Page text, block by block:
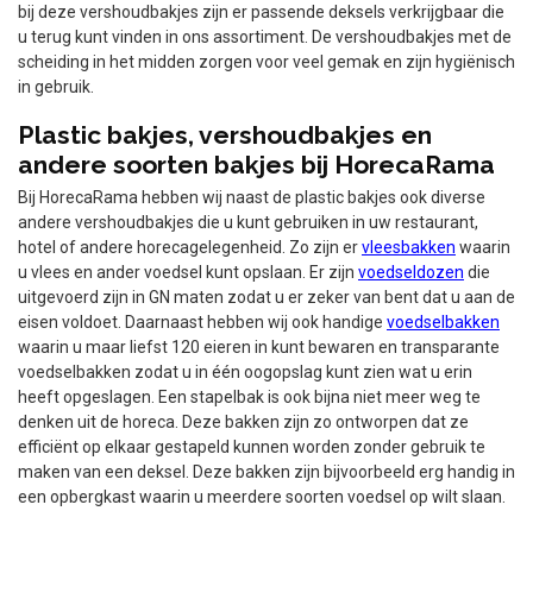
bij deze vershoudbakjes zijn er passende deksels verkrijgbaar die
u terug kunt vinden in ons assortiment. De vershoudbakjes met de
scheiding in het midden zorgen voor veel gemak en zijn hygiënisch
in gebruik.
Plastic bakjes, vershoudbakjes en
andere soorten bakjes bij HorecaRama
Bij HorecaRama hebben wij naast de plastic bakjes ook diverse
andere vershoudbakjes die u kunt gebruiken in uw restaurant,
hotel of andere horecagelegenheid. Zo zijn ervleesbakken waarin
u vlees en ander voedsel kunt opslaan. Er zijn voedseldozen die
uitgevoerd zijn in GN maten zodat u er zeker van bent dat u aan de
eisen voldoet. Daarnaast hebben wij ook handige voedselbakken
waarin u maar liefst 120 eieren in kunt bewaren en transparante
voedselbakken zodat u in één oogopslag kunt zien wat u erin
heeft opgeslagen. Een stapelbak is ook bijna niet meer weg te
denken uit de horeca. Deze bakken zijn zo ontworpen dat ze
efficiënt op elkaar gestapeld kunnen worden zonder gebruik te
maken van een deksel. Deze bakken zijn bijvoorbeeld erg handig in
een opbergkast waarin u meerdere soorten voedsel op wilt slaan.